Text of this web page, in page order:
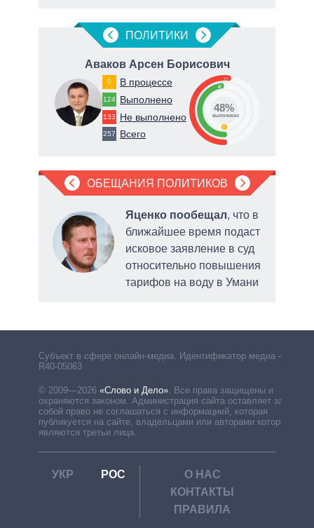
ПОЛИТИКИ
Аваков Арсен Борисович
0 В процессе
124 Выполнено
133 Не выполнено
257 Всего
52
48
0
48%
выполнено
ОБЕЩАНИЯ ПОЛИТИКОВ
Яценко пообещал, что в
ближайшее время подаст
исковое заявление в суд
относительно повышения
тарифов на воду в Умани
Субъект в сфере онлайн-медиа. Идентификатор медиа –
R40-05063
© 2009—2026 «Слово и Дело». Все права защищены и
охраняются законом. Администрация сайта оставляет за
собой право не соглашаться с информацией, которая
публикуется на сайте, владельцами или авторами которой
являются третьи лица.
УКР РОС
О НАС
КОНТАКТЫ
ПРАВИЛА